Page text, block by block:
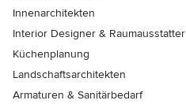
Innenarchitekten
Interior Designer & Raumausstatter
Küchenplanung
Landschaftsarchitekten
Armaturen & Sanitärbedarf